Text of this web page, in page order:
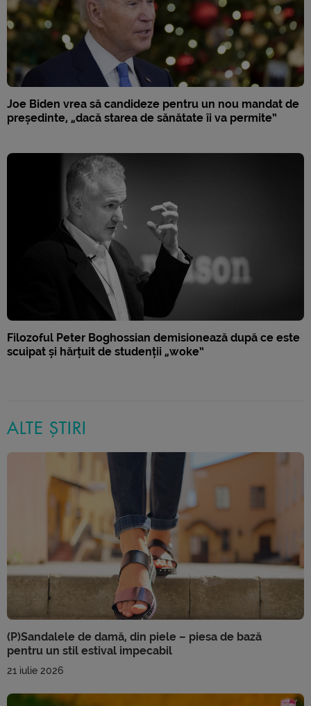
Joe Biden vrea să candideze pentru un nou mandat de
președinte, „dacă starea de sănătate îi va permite”
Filozoful Peter Boghossian demisionează după ce este
scuipat și hărțuit de studenții „woke”
ALTE ȘTIRI
(P)Sandalele de damă, din piele – piesa de bază
pentru un stil estival impecabil
21 iulie 2026